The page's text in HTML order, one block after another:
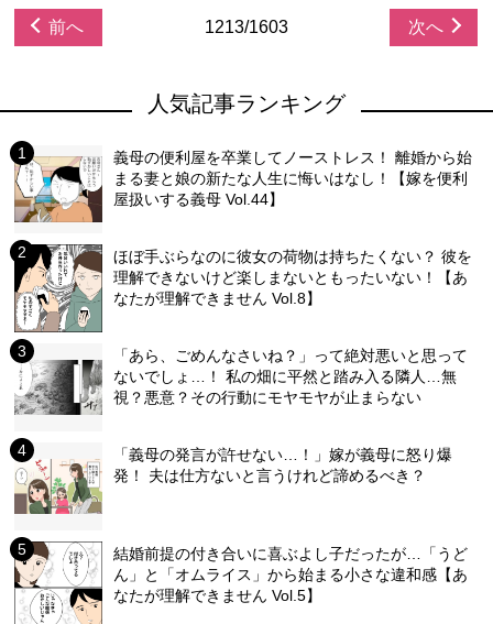
前へ 1213/1603 次へ
人気記事ランキング
義母の便利屋を卒業してノーストレス！ 離婚から始
まる妻と娘の新たな人生に悔いはなし！【嫁を便利
屋扱いする義母 Vol.44】
ほぼ手ぶらなのに彼女の荷物は持ちたくない？ 彼を
理解できないけど楽しまないともったいない！【あ
なたが理解できません Vol.8】
「あら、ごめんなさいね？」って絶対悪いと思って
ないでしょ…！ 私の畑に平然と踏み入る隣人…無
視？悪意？その行動にモヤモヤが止まらない
「義母の発言が許せない…！」嫁が義母に怒り爆
発！ 夫は仕方ないと言うけれど諦めるべき？
結婚前提の付き合いに喜ぶよし子だったが…「うど
ん」と「オムライス」から始まる小さな違和感【あ
なたが理解できません Vol.5】